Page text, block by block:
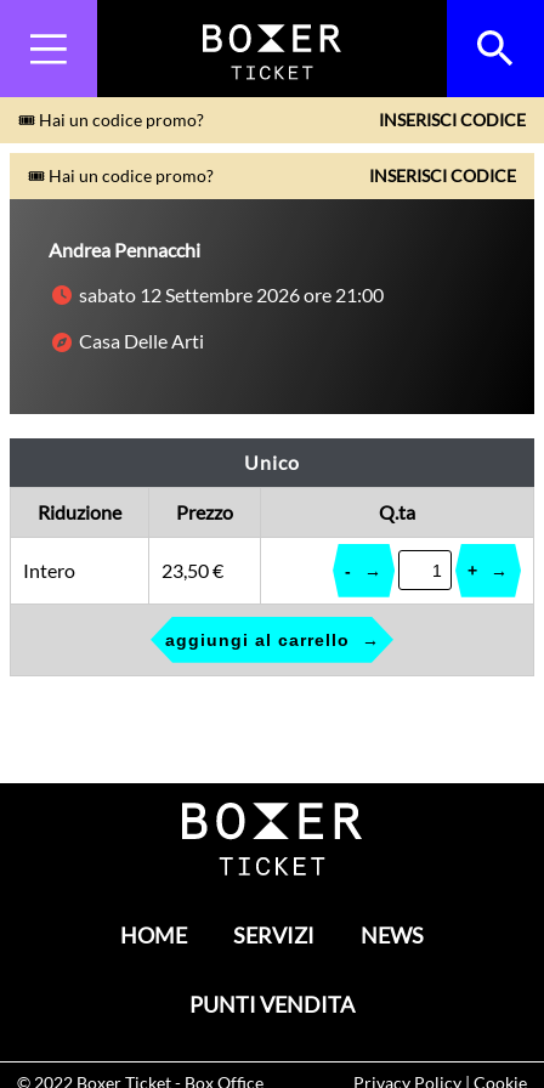
🎟 Hai un codice promo? INSERISCI CODICE
🎟 Hai un codice promo? INSERISCI CODICE
Andrea Pennacchi
sabato 12 Settembre 2026 ore 21:00
Casa Delle Arti
Unico
Riduzione Prezzo Q.ta
Intero 23,50 € - +
aggiungi al carrello
HOME SERVIZI NEWS
PUNTI VENDITA
© 2022 Boxer Ticket- Box Office Privacy Policy| Cookie